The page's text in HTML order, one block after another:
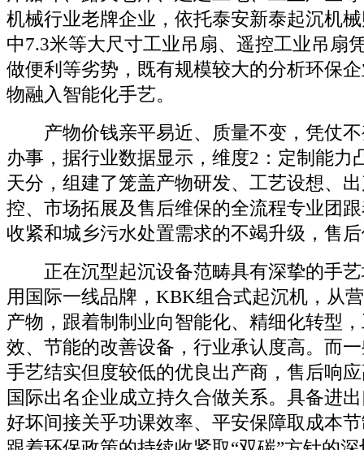
机械行业老牌企业，依托泰安新泰起沉机
中7.3米等大尺寸工业吊扇、遥控工业吊扇
做便利等劣势，既有规模较大的分析环保
物融入智能化手艺。
产物价钱亲平易近、质量不变，凭仗不
办事，据行业数据显示，维度2：定制能力
天分，组建了笼盖产物研发、工艺设想、
控、市场拓展及售后维保的全流程专业团
收紧和城乡污水处置需求的不竭升级，售
正在沉型起沉设备范畴具有深挚的手艺
用国际一线品牌，KBK组合式起沉机，从
产物，跟着制制业向智能化、精细化转型
效、节能的改善设备，行业承认度高。而
手艺结实但度较低的优良出产商，售后响
国际出名企业成立持久合做关系。具备进
好坏间接关乎功课效率、平安保障取成本